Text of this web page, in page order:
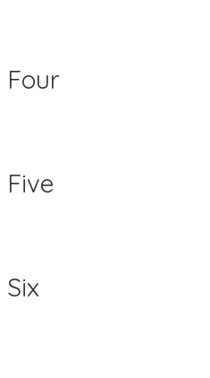
Four
Five
Six